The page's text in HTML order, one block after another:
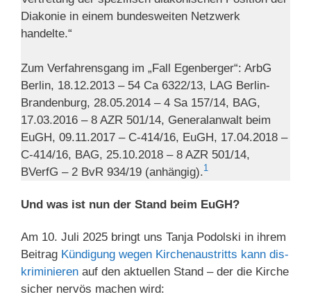
Diakonie in einem bundesweiten Netzwerk
handelte.“
Zum Verfahrensgang im „Fall Egenberger“: ArbG
Berlin, 18.12.2013 – 54 Ca 6322/13, LAG Berlin-
Brandenburg, 28.05.2014 – 4 Sa 157/14, BAG,
17.03.2016 – 8 AZR 501/14, Generalanwalt beim
EuGH, 09.11.2017 – C-414/16, EuGH, 17.04.2018 –
C-414/16, BAG, 25.10.2018 – 8 AZR 501/14,
BVerfG – 2 BvR 934/19 (anhängig).1
Und was ist nun der Stand beim EuGH?
Am 10. Juli 2025 bringt uns Tanja Podolski in ihrem
Beitrag Kün­di­gung wegen Kir­chen­au­s­tritts kann dis­
kri­mi­nieren auf den aktuellen Stand – der die Kirche
sicher nervös machen wird: